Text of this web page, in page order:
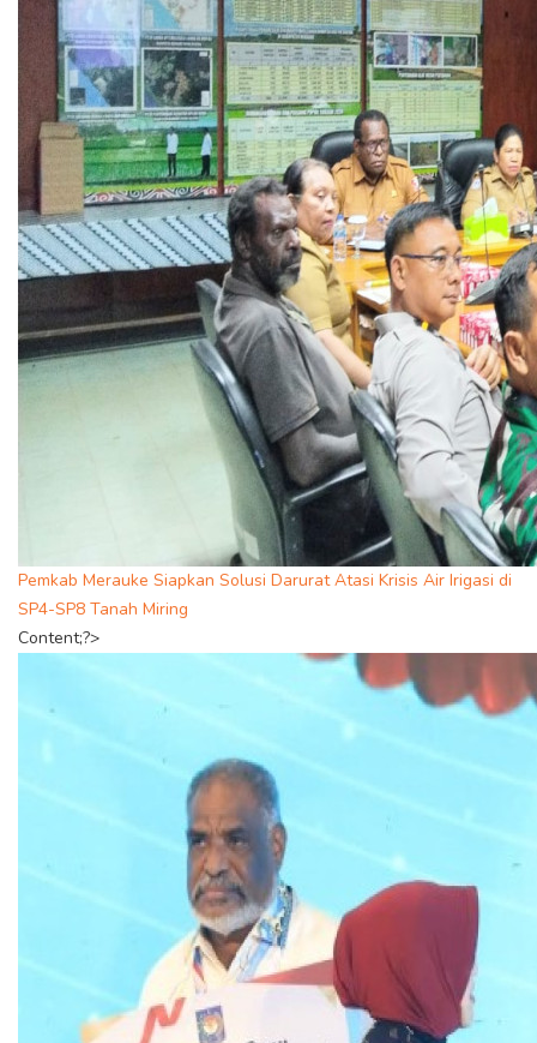
Pemkab Merauke Siapkan Solusi Darurat Atasi Krisis Air Irigasi di
SP4-SP8 Tanah Miring
Content;?>